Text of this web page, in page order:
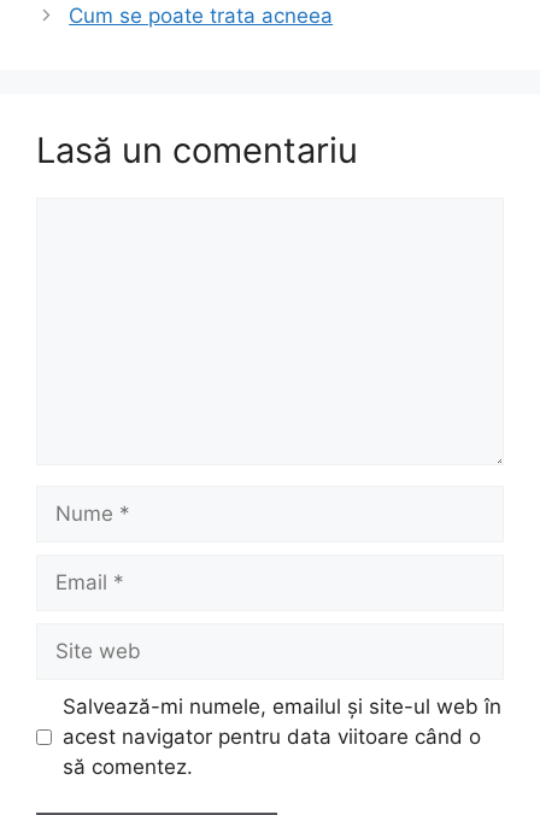
Cum se poate trata acneea
Lasă un comentariu
web
Salvează-mi numele, emailul și site-ul web în
acest navigator pentru data viitoare când o
să comentez.